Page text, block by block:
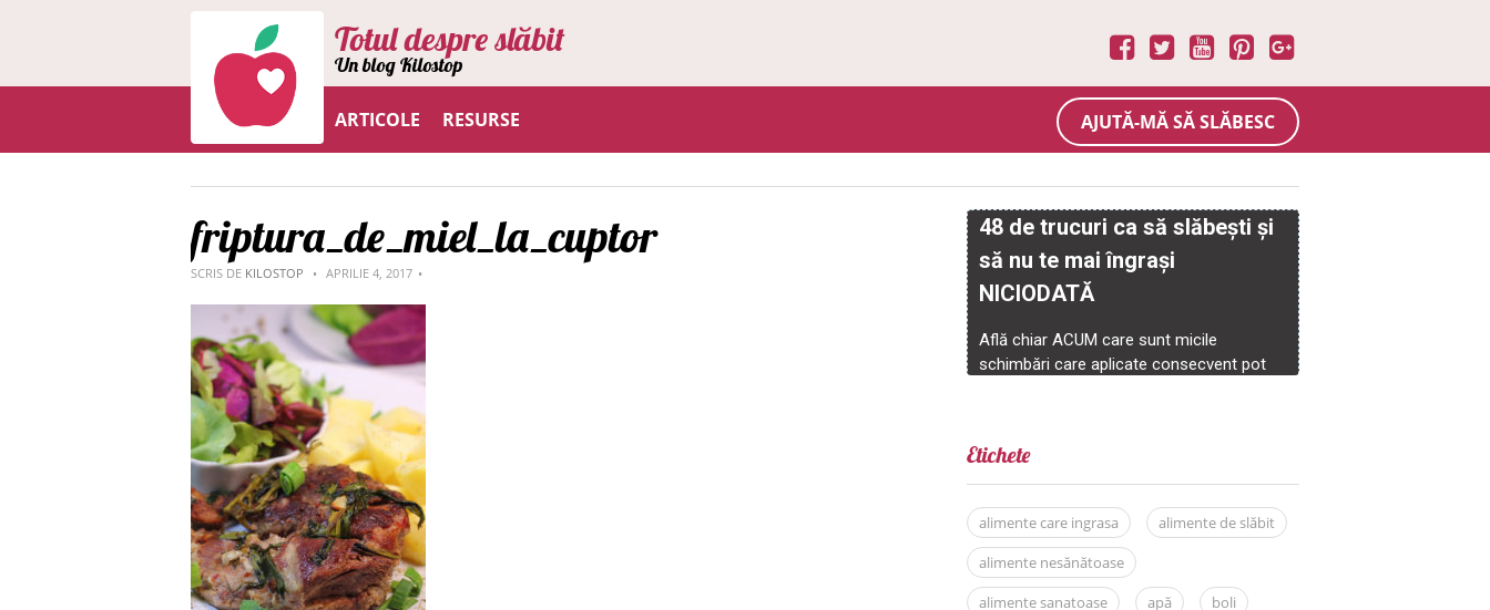
Totul despre slăbit
Un blog Kilostop
ARTICOLE RESURSE AJUTĂ-MĂ SĂ SLĂBESC
friptura_de_miel_la_cuptor
SCRIS DE KILOSTOP APRILIE 4, 2017
Etichete
alimente care ingrasa
alimente de slăbit
alimente nesănătoase
alimente sanatoase
apă
boli